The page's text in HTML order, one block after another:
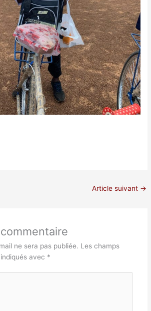
Article suivant →
ne sera pas publiée. Les champs
avec *